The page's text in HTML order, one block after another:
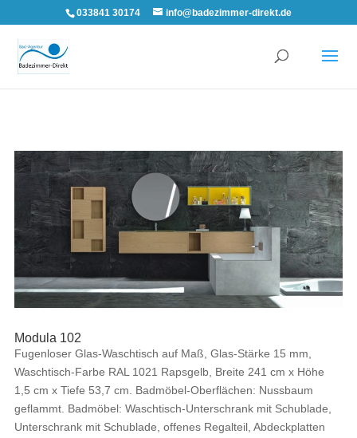
033841 30174 info@badezimmer-direkt.de
Modula 102
Fugenloser Glas-Waschtisch auf Maß, Glas-Stärke 15 mm,
Waschtisch-Farbe RAL 1021 Rapsgelb, Breite 241 cm x Höhe
1,5 cm x Tiefe 53,7 cm. Badmöbel-Oberflächen: Nussbaum
geflammt. Badmöbel: Waschtisch-Unterschrank mit Schublade,
Unterschrank mit Schublade, offenes Regalteil, Abdeckplatten